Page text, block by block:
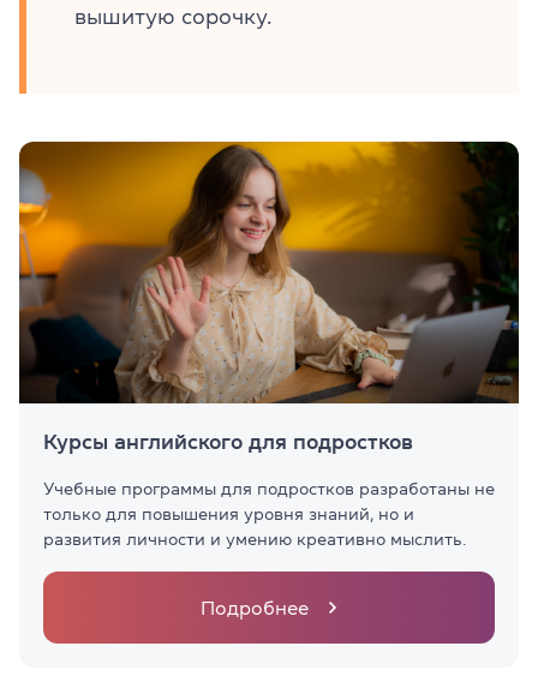
вышитую сорочку.
Курсы английского для подростков
Учебные программы для подростков разработаны не
только для повышения уровня знаний, но и
развития личности и умению креативно мыслить.
Подробнее